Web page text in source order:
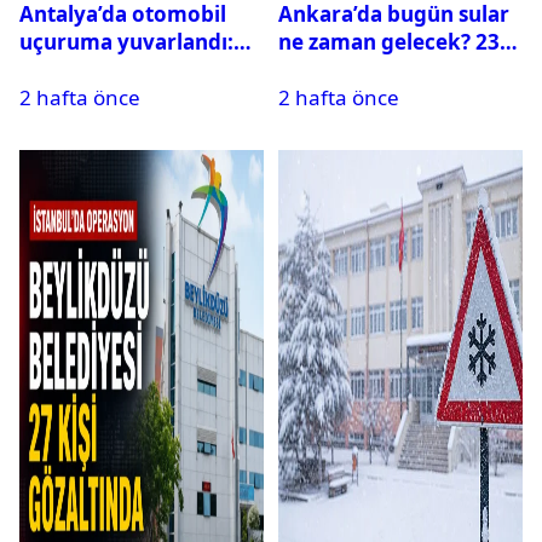
Antalya’da otomobil
uçuruma yuvarlandı:
var
2 hafta önce
Ankara’da bugün sular
ne zaman gelecek? 23
su kesintisi sorgulama
2 hafta önce